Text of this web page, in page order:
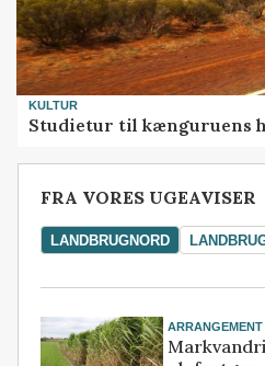
KULTUR
Studietur til kænguruens
FRA VORES UGEAVISER
LANDBRUGNORD
ARRANGEMENT